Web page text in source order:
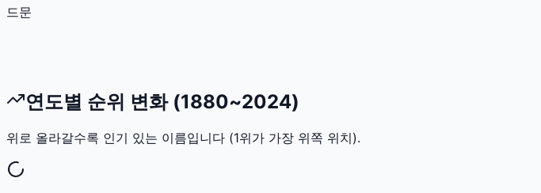
드문
연도별 순위 변화 (1880~2024)
위로 올라갈수록 인기 있는 이름입니다 (1위가 가장 위쪽 위치).